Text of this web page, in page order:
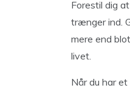
Forestil dig
trænger ind.
mere end
livet.
Når du har